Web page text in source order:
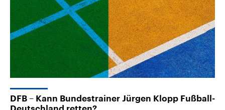
DFB – Kann Bundestrainer Jürgen Klopp Fußball-